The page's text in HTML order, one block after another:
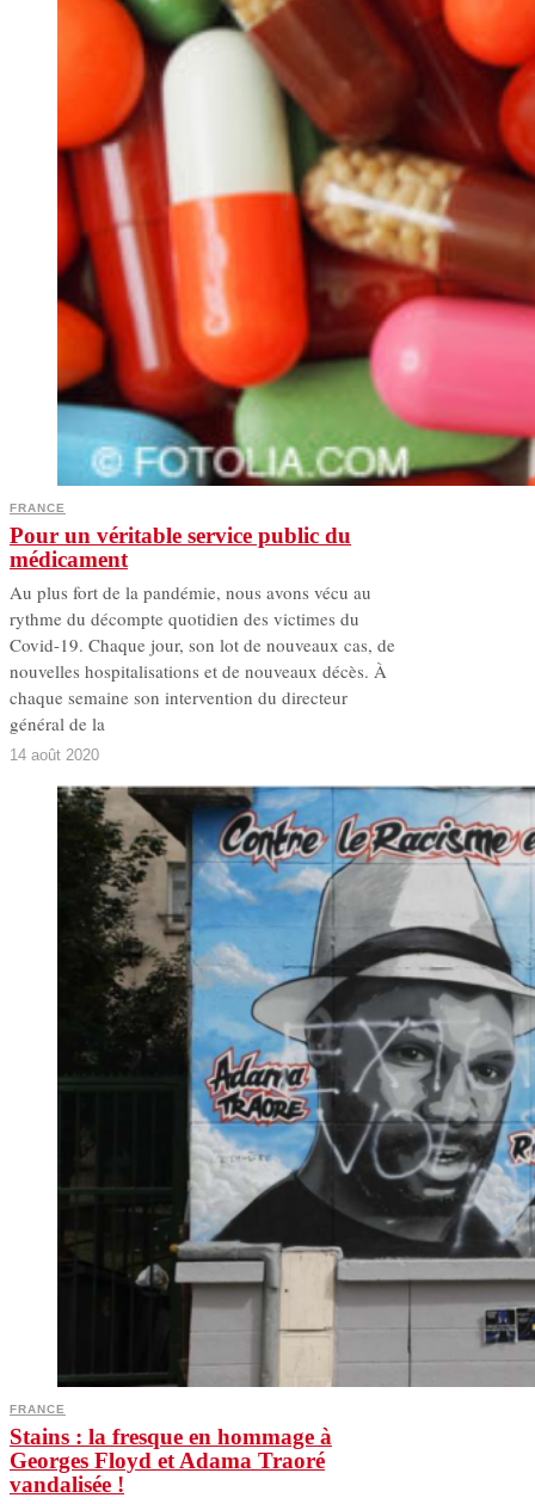
FRANCE
Pour un véritable service public du
médicament
Au plus fort de la pandémie, nous avons vécu au
rythme du décompte quotidien des victimes du
Covid-19. Chaque jour, son lot de nouveaux cas, de
nouvelles hospitalisations et de nouveaux décès. À
chaque semaine son intervention du directeur
général de la
14 août 2020
FRANCE
Stains : la fresque en hommage à
Georges Floyd et Adama Traoré
vandalisée !